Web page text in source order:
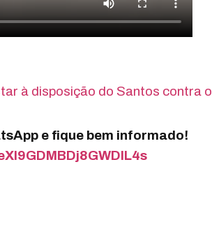
à disposição do Santos contra o
e fique bem informado!